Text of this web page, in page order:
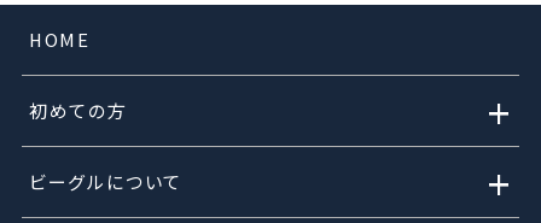
HOME
初めての方 +
ビーグルについて +